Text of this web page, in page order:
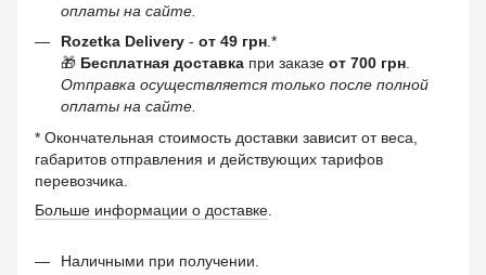
оплаты на сайте.
Rozetka Delivery - от 49 грн .*
🎁 Бесплатная доставка при заказе от 700 грн
Отправка осуществляется только после полной
оплаты на сайте.
* Окончательная стоимость доставки зависит от веса,
габаритов отправления и действующих тарифов
перевозчика.
Больше информации о доставке
Наличными при получении.